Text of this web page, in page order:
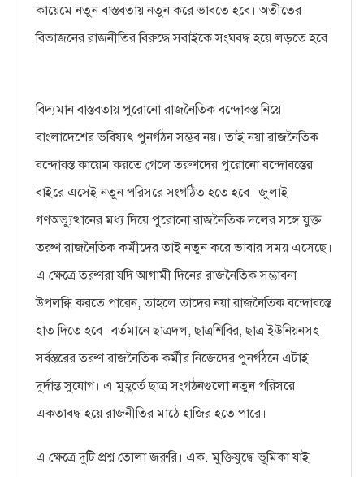
কায়েমে নতুন বাস্তবতায় নতুন করে ভাবতে হবে। অতীতের
বিভাজনের রাজনীতির বিরুদ্ধে সবাইকে সংঘবদ্ধ হয়ে লড়তে হবে।
বিদ্যমান বাস্তবতায় পুরোনো রাজনৈতিক বন্দোবস্ত নিয়ে
বাংলাদেশের ভবিষ্যৎ পুনর্গঠন সম্ভব নয়। তাই নয়া রাজনৈতিক
বন্দোবস্ত কায়েম করতে গেলে তরুণদের পুরোনো বন্দোবস্তের
বাইরে এসেই নতুন পরিসরে সংগঠিত হতে হবে। জুলাই
গণঅভ্যুত্থানের মধ্য দিয়ে পুরোনো রাজনৈতিক দলের সঙ্গে যুক্ত
তরুণ রাজনৈতিক কর্মীদের তাই নতুন করে ভাবার সময় এসেছে।
এ ক্ষেত্রে তরুণরা যদি আগামী দিনের রাজনৈতিক সম্ভাবনা
উপলব্ধি করতে পারেন, তাহলে তাদের নয়া রাজনৈতিক বন্দোবস্তে
হাত দিতে হবে। বর্তমানে ছাত্রদল, ছাত্রশিবির, ছাত্র ইউনিয়নসহ
সর্বস্তরের তরুণ রাজনৈতিক কর্মীর নিজেদের পুনর্গঠনে এটাই
দুর্দান্ত সুযোগ। এ মুহূর্তে ছাত্র সংগঠনগুলো নতুন পরিসরে
একতাবদ্ধ হয়ে রাজনীতির মাঠে হাজির হতে পারে।
এ ক্ষেত্রে দুটি প্রশ্ন তোলা জরুরি। এক. মুক্তিযুদ্ধে ভূমিকা যাই